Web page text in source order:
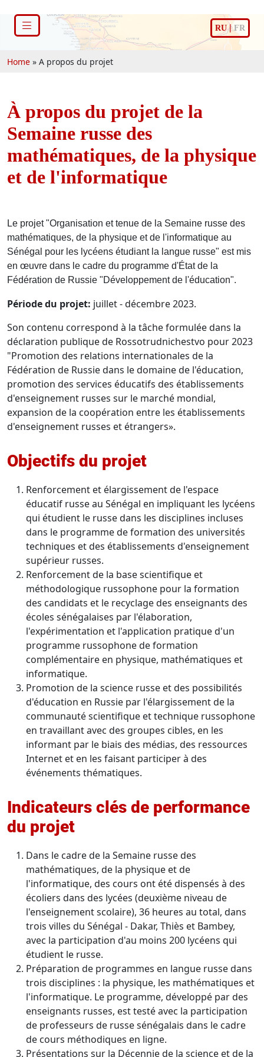
RU | FR
Home » A propos du projet
À propos du projet de la
Semaine russe des
mathématiques, de la physique
et de l'informatique
Le projet "Organisation et tenue de la Semaine russe des
mathématiques, de la physique et de l'informatique au
Sénégal pour les lycéens étudiant la langue russe" est mis
en œuvre dans le cadre du programme d'État de la
Fédération de Russie "Développement de l'éducation".
Période du projet: juillet - décembre 2023.
Son contenu correspond à la tâche formulée dans la
déclaration publique de Rossotrudnichestvo pour 2023
"Promotion des relations internationales de la
Fédération de Russie dans le domaine de l'éducation,
promotion des services éducatifs des établissements
d'enseignement russes sur le marché mondial,
expansion de la coopération entre les établissements
d'enseignement russes et étrangers».
Objectifs du projet
Renforcement et élargissement de l'espace
éducatif russe au Sénégal en impliquant les lycéens
qui étudient le russe dans les disciplines incluses
dans le programme de formation des universités
techniques et des établissements d'enseignement
supérieur russes.
Renforcement de la base scientifique et
méthodologique russophone pour la formation
des candidats et le recyclage des enseignants des
écoles sénégalaises par l'élaboration,
l'expérimentation et l'application pratique d'un
programme russophone de formation
complémentaire en physique, mathématiques et
informatique.
Promotion de la science russe et des possibilités
d'éducation en Russie par l'élargissement de la
communauté scientifique et technique russophone
en travaillant avec des groupes cibles, en les
informant par le biais des médias, des ressources
Internet et en les faisant participer à des
événements thématiques.
Indicateurs clés de performance
du projet
Dans le cadre de la Semaine russe des
mathématiques, de la physique et de
l'informatique, des cours ont été dispensés à des
écoliers dans des lycées (deuxième niveau de
l'enseignement scolaire), 36 heures au total, dans
trois villes du Sénégal - Dakar, Thiès et Bambey,
avec la participation d'au moins 200 lycéens qui
étudient le russe.
Préparation de programmes en langue russe dans
trois disciplines : la physique, les mathématiques et
l'informatique. Le programme, développé par des
enseignants russes, est testé avec la participation
de professeurs de russe sénégalais dans le cadre
de cours méthodiques en ligne.
Présentations sur la Décennie de la science et de la